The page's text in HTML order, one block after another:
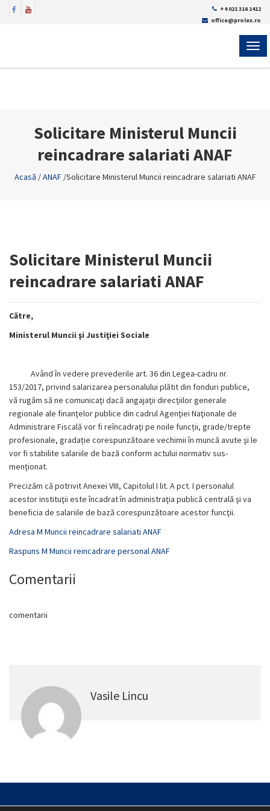
+4 021 316 1412
office@prolex.ro
Solicitare Ministerul Muncii
reincadrare salariati ANAF
Acasă /ANAF/Solicitare Ministerul Muncii reincadrare salariati ANAF
Solicitare Ministerul Muncii
reincadrare salariati ANAF
Către,
Ministerul Muncii şi Justiţiei Sociale
Având în vedere prevederile art. 36 din Legea-cadru nr.
153/2017, privind salarizarea personalului plătit din fonduri publice,
vă rugăm să ne comunicaţi dacă angajaţii direcţiilor generale
regionale ale finanţelor publice din cadrul Agenţiei Naţionale de
Administrare Fiscală vor fi reîncadraţi pe noile funcții, grade/trepte
profesionale, gradație corespunzătoare vechimii în muncă avute şi le
vor fi stabilite salariile de bază conform actului normativ sus-
menţionat.
Precizăm că potrivit Anexei VIII, Capitolul I lit. A pct. I personalul
acestor instituţii este încadrat în administraţia publică centrală şi va
beneficia de salariile de bază corespunzătoare acestor funcţii.
Adresa M Muncii reincadrare salariati ANAF
Raspuns M Muncii reincadrare personal ANAF
Comentarii
comentarii
Vasile Lincu